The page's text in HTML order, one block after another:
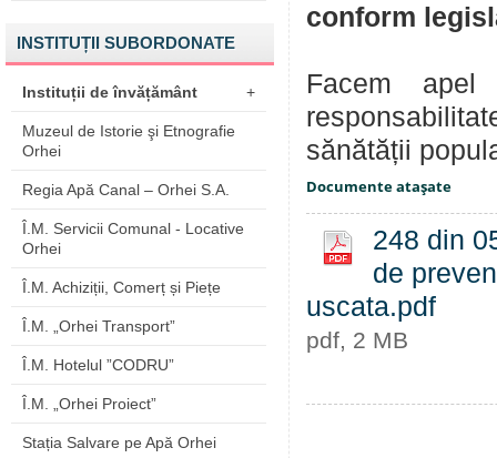
INSTITUȚII SUBORDONATE
Instituții de învățământ +
Muzeul de Istorie şi Etnografie
Orhei
Regia Apă Canal – Orhei S.A.
Î.M. Servicii Comunal - Locative
Orhei
Î.M. Achiziții, Comerț și Piețe
Î.M. „Orhei Transport”
Î.M. Hotelul ”CODRU”
Î.M. „Orhei Proiect”
Stația Salvare pe Apă Orhei
conform
Facem
sănătății
Documente ataşate
248 din
de
uscata.pdf
pdf, 2 MB